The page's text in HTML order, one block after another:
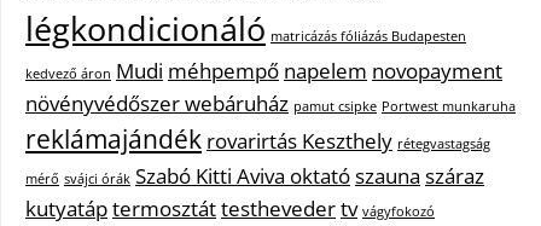
légkondicionáló matricázás fóliázás Budapesten
kedvező áron Mudi méhpempő napelem novopayment
növényvédőszer webáruház pamut csipke Portwest munkaruha
reklámajándék rovarirtás Keszthely rétegvastagság
mérő svájci órák Szabó Kitti Aviva oktatószauna száraz
kutyatáptermosztáttesthevedertv vágyfokozó